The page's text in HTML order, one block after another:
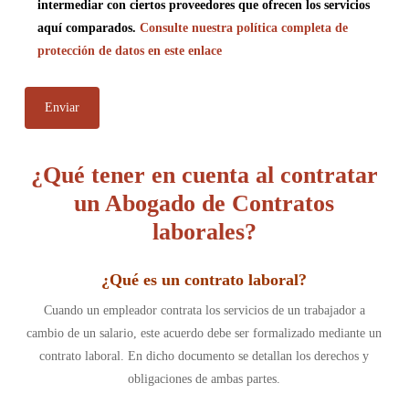
intermediar con ciertos proveedores que ofrecen los servicios
aquí comparados. Consulte nuestra política completa de
protección de datos en este enlace
¿Qué tener en cuenta al contratar
un Abogado de Contratos
laborales?
¿Qué es un contrato laboral?
Cuando un empleador contrata los servicios de un trabajador a
cambio de un salario, este acuerdo debe ser formalizado mediante un
contrato laboral. En dicho documento se detallan los derechos y
obligaciones de ambas partes.